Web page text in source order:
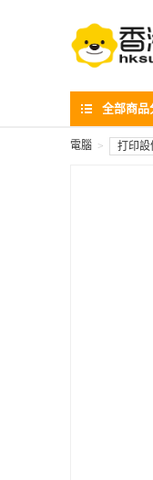
全部商品
電腦 > 打印設